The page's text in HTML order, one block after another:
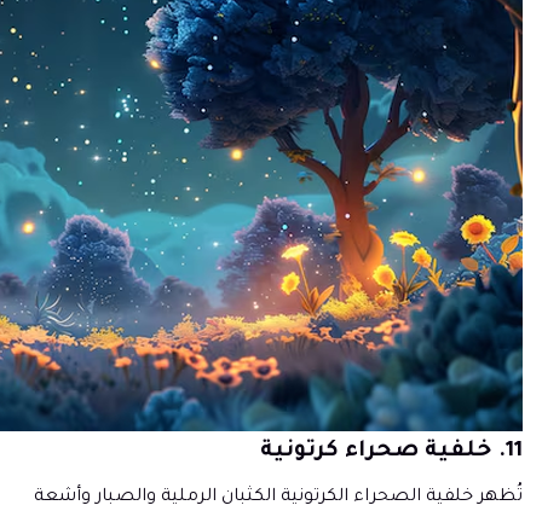
11. خلفية صحراء كرتونية
تُظهر خلفية الصحراء الكرتونية الكثبان الرملية والصبار وأشعة